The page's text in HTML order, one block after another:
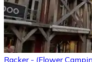
Racker - (Flower